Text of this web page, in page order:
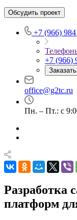
Обсудить проект
+7 (966)
+7 (966)
office@g2tc.ru
Пн. – Пт.: с
Разработка
платформ